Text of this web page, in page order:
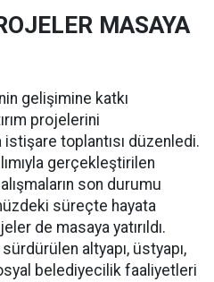
MASAYA
gelişimine katkı
projelerini
toplantısı düzenledi.
gerçekleştirilen
son durumu
süreçte hayata
de masaya yatırıldı.
altyapı, üstyapı,
belediyecilik faaliyetleri